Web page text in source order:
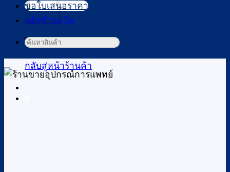
ไม่มีสินค้าในตะกร้า
กลับสู่หน้าร้านค้า
ขอใบเสนอราคา
แจ้งชำระเงิน
ค้นหา: